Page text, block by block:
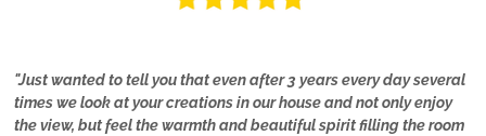
"Just wanted to tell you that even after 3 years every day several
times we look at your creations in our house and not only enjoy
the view, but feel the warmth and beautiful spirit filling the room